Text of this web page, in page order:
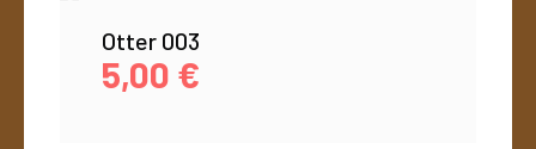
Otter 003
5,00 €